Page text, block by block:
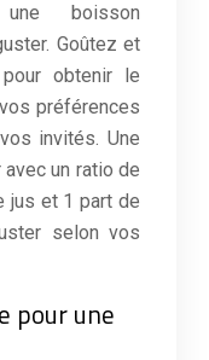
boisson
Goûtez et
obtenir le
préférences
invités. Une
un ratio de
jus et 1 part de
selon vos
pour une